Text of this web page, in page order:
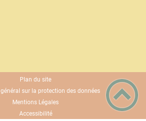
Plan du site
sur la protection des données
Mentions Légales
Accessibilité